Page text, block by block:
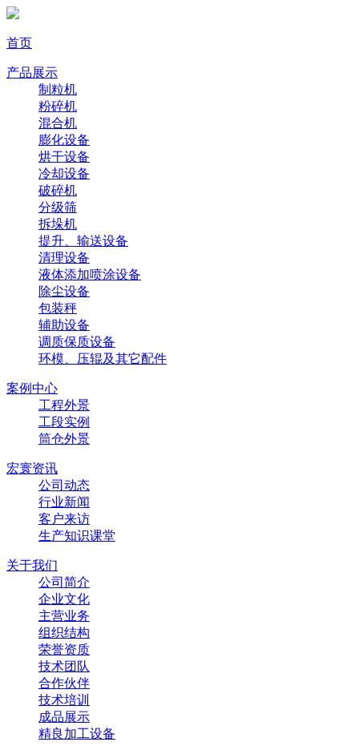
首页
产品展示
制粒机
粉碎机
混合机
膨化设备
烘干设备
冷却设备
破碎机
分级筛
拆垛机
提升、输送设备
清理设备
液体添加喷涂设备
除尘设备
包装秤
辅助设备
调质保质设备
环模、压辊及其它配件
案例中心
工程外景
工段实例
筒仓外景
宏寰资讯
公司动态
行业新闻
客户来访
生产知识课堂
关于我们
公司简介
企业文化
主营业务
组织结构
荣誉资质
技术团队
合作伙伴
技术培训
成品展示
精良加工设备